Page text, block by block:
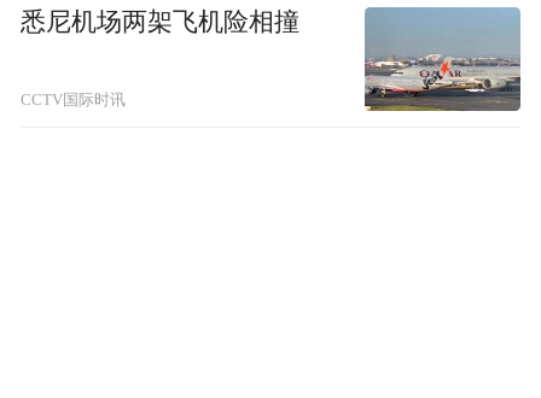
悉尼机场两架飞机险相撞
CCTV国际时讯